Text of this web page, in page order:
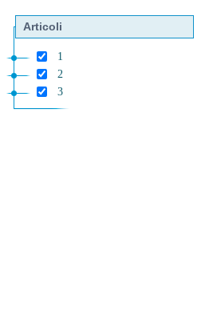
Articoli
1
2
3